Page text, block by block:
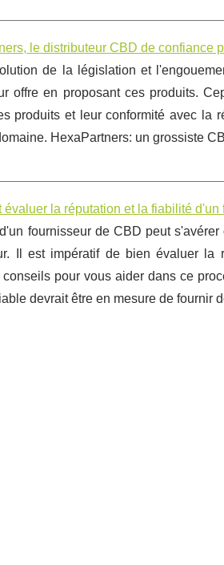
le distributeur CBD de confiance
de la législation et
offre en proposant ces produits.
produits et leur conformité avec la
HexaPartners: un grossiste
évaluer la réputation et la fiabilité
fournisseur de CBD peut
Il est impératif de bien évaluer la
pour vous aider dans ce
devrait être en mesure de fournir